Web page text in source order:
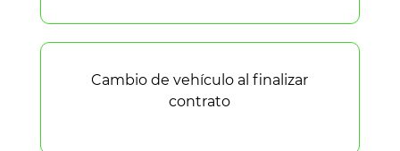
Cambio de vehículo al finalizar
contrato